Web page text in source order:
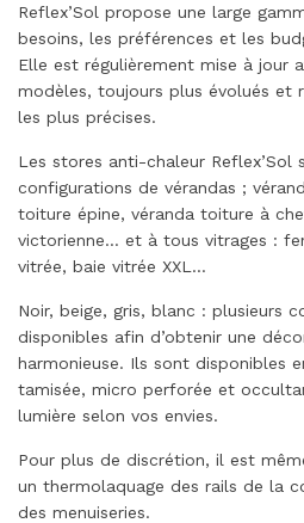
Reflex’Sol propose une large
besoins, les préférences et les
Elle est régulièrement mise à jour
modèles, toujours plus évolués et
les plus précises.
Les stores anti-chaleur Reflex’Sol
configurations de vérandas ;
toiture épine, véranda toiture à
victorienne… et à tous vitrages :
vitrée, baie vitrée XXL…
Noir, beige, gris, blanc : plusieurs
disponibles afin d’obtenir une
harmonieuse. Ils sont disponibles
tamisée, micro perforée et
lumière selon vos envies.
Pour plus de discrétion, il est
un thermolaquage des rails de la
des menuiseries.